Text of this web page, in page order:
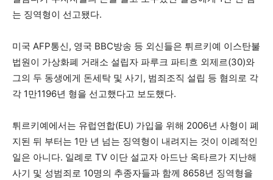
는 징역형이 선고됐다.
미국 AFP통신, 영국 BBC방송 등 외신들은 튀르키예 이스탄불
법원이 가상화폐 거래소 설립자 파루크 파티흐 외제르(30)와
그의 두 동생에게 돈세탁 및 사기, 범죄조직 설립 등 혐의로 각
각 1만1196년 형을 선고했다고 보도했다.
튀르키예에서는 유럽연합(EU) 가입을 위해 2006년 사형이 폐
지된 뒤 부터는 1만 년 넘는 징역형이 내려지는 것이 이례적인
일은 아니다. 일례로 TV 이단 설교자 아드난 옥타르가 지난해
사기 및 성범죄로 10명의 추종자들과 함께 8658년 징역형을